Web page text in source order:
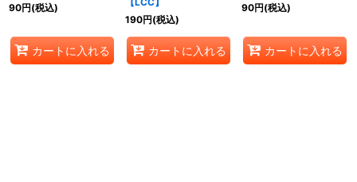
90円(税込)
カートに入れる
190円(税込)
カートに入れる
90円(税込)
カートに入れる